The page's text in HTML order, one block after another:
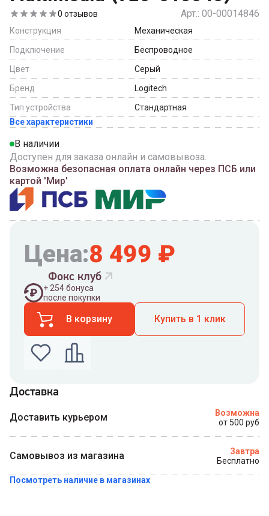
0 отзывов Арт.: 00-00014846
Конструкция
Механическая
Подключение
Беспроводное
Цвет
Серый
Бренд
Logitech
Тип устройства
Стандартная
Все характеристики
В наличии
Доступен для заказа онлайн и самовывоза.
Возможна безопасная оплата онлайн через ПСБ или
картой 'Мир'
Цена:8 499 ₽
Фокс клуб
+ 254бонуса
после покупки
В корзину Купить в 1 клик
связаться с вами
Доставка
Доставить курьером
Возможна
от 500 руб
Самовывоз из магазина
Завтра
Бесплатно
Посмотреть наличие в магазинах